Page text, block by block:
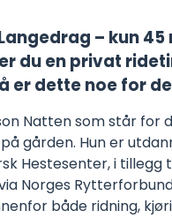
– kun
du en privat
er dette noe for
Natten som står for
gården. Hun er
Hestesenter, i tillegg
Norges
både ridning,